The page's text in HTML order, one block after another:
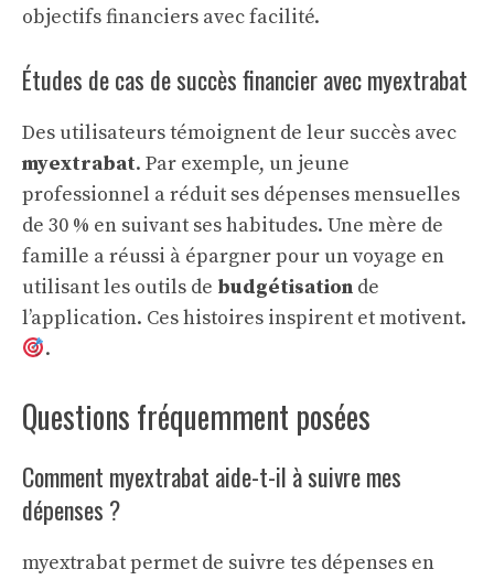
objectifs financiers avec facilité.
Études de cas de succès financier avec myextrabat
Des utilisateurs témoignent de leur succès avec
myextrabat. Par exemple, un jeune
professionnel a réduit ses dépenses mensuelles
de 30 % en suivant ses habitudes. Une mère de
famille a réussi à épargner pour un voyage en
utilisant les outils de budgétisation de
l’application. Ces histoires inspirent et motivent.
.
Questions fréquemment posées
Comment myextrabat aide-t-il à suivre mes
dépenses ?
myextrabat permet de suivre tes dépenses en